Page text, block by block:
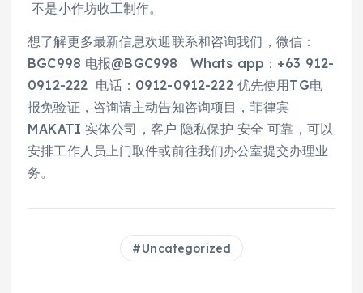
不是小作坊收工制作。
想了解更多最新信息欢迎联系和咨询我们，微信：
BGC998 电报@BGC998 Whats app：+63 912-
0912-222 电话：0912-0912-222 优先使用TG电
报免验证，咨询请主动告知咨询项目，菲律宾
MAKATI 实体公司，客户 隐私保护 安全 可靠，可以
安排工作人员上门取件或前往我们办公室提交办理业
务。
Uncategorized